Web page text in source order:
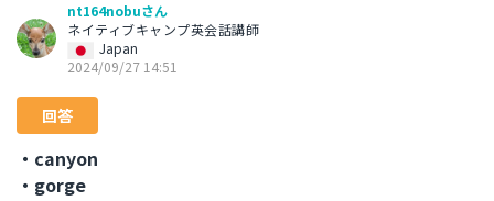
nt164nobuさん
ネイティブキャンプ英会話講師
Japan
2024/09/27 14:51
回答
・canyon
・gorge